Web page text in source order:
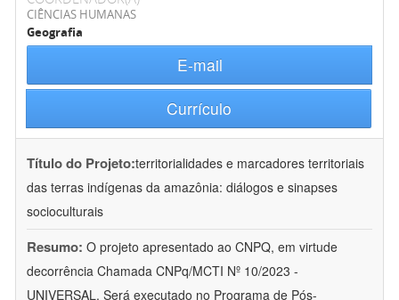
CIÊNCIAS HUMANAS
Geografia
E-mail
Currículo
Título do Projeto:territorialidades e marcadores territoriais
das terras indígenas da amazônia: diálogos e sinapses
socioculturais
Resumo: O projeto apresentado ao CNPQ, em virtude
decorrência Chamada CNPq/MCTI Nº 10/2023 -
UNIVERSAL. Será executado no Programa de Pós-